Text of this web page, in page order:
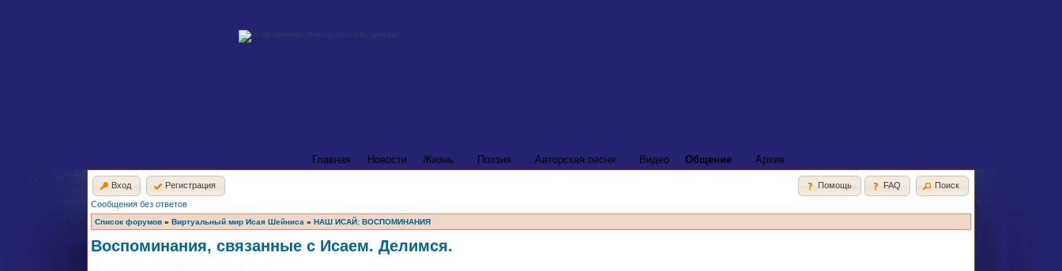
Главная Новости Жизнь Поэзия Авторская песня Видео Общение Архив
Вход Регистрация Помощь FAQ
Поиск
Сообщения без ответов
Список форумов » Виртуальный мир Исая Шейниса » НАШ ИСАЙ: ВОСПОМИНАНИЯ
Воспоминания, связанные с Исаем. Делимся.